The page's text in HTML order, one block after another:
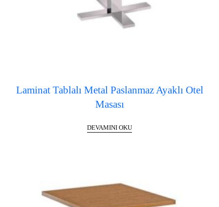
Laminat Tablalı Metal Paslanmaz Ayaklı Otel
Masası
DEVAMINI OKU